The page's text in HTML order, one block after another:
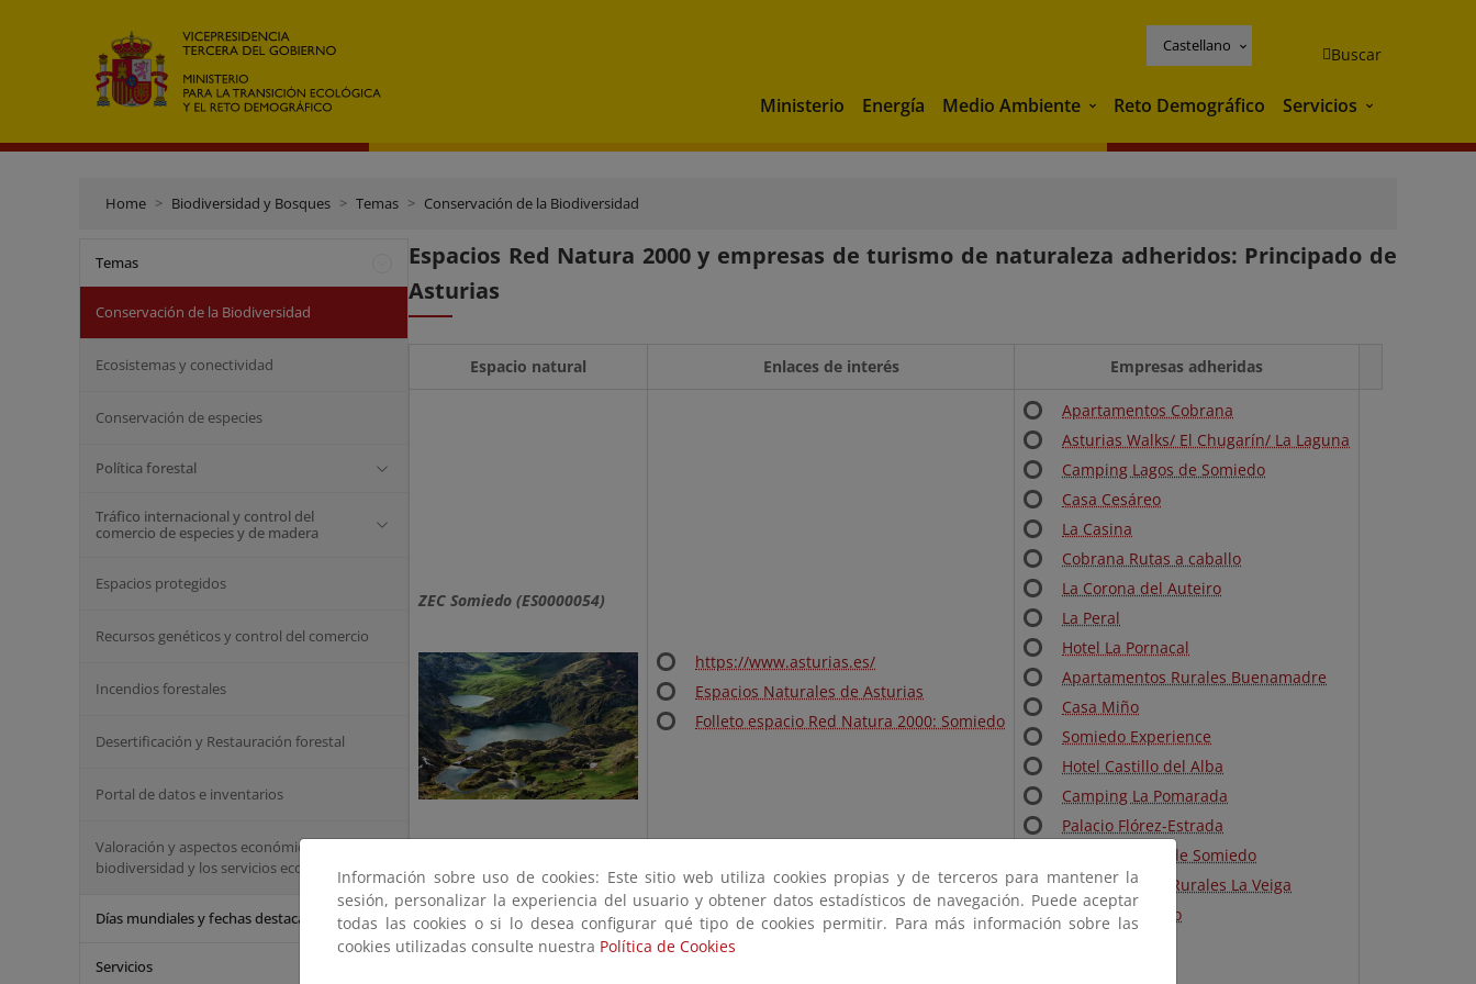
Castellano Buscar
Ministerio Energía Medio Ambiente Medio Ambiente
Reto Demográfico Servicios Servicios
Home Biodiversidad y Bosques Temas Conservación de la Biodiversidad
Temas
Conservación de la Biodiversidad
Ecosistemas y conectividad
Conservación de especies
Política forestal
Tráfico internacional y control del
comercio de especies y de madera
Espacios protegidos
Recursos genéticos y control del comercio
Incendios forestales
Desertificación y Restauración forestal
Portal de datos e inventarios
Valoración y aspectos económicos de la
biodiversidad y los servicios ecosistémicos
Días mundiales y fechas destacadas
Servicios
Espacios Red Natura 2000 y empresas de turismo de naturaleza adheridos: Principado de
Asturias
Espacio natural Enlaces de interés Empresas adheridas
ZEC Somiedo (ES0000054)
https://www.asturias.es/
Espacios Naturales de Asturias
Folleto espacio Red Natura 2000: Somiedo
Apartamentos Cobrana
Asturias Walks/ El Chugarín/ La Laguna
Camping Lagos de Somiedo
Casa Cesáreo
La Casina
Cobrana Rutas a caballo
La Corona del Auteiro
La Peral
Hotel La Pornacal
Apartamentos Rurales Buenamadre
Casa Miño
Somiedo Experience
Hotel Castillo del Alba
Camping La Pomarada
Palacio Flórez-Estrada
Hotel La Corte de Somiedo
Apartamentos Rurales La Veiga
Natura Somiedo
Información sobre uso de cookies: Este sitio web utiliza cookies propias y de terceros para mantener la
sesión, personalizar la experiencia del usuario y obtener datos estadísticos de navegación. Puede aceptar
todas las cookies o si lo desea configurar qué tipo de cookies permitir. Para más información sobre las
cookies utilizadas consulte nuestra Política de Cookies